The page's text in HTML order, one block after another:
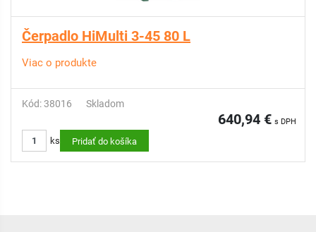
Čerpadlo HiMulti 3-45 80 L
Viac o produkte
Kód: 38016 Skladom
640,94 € s DPH
ks Pridať do košíka